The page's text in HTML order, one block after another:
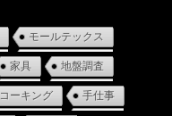
モールテックス
家具 地盤調査
コーキング 手仕事